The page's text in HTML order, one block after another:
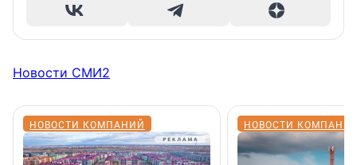
Новости СМИ2
НОВОСТИ КОМПАНИЙ НОВОСТИ